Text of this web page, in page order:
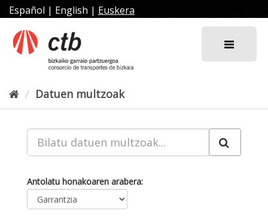
Joan
edukira
Español | English | Euskera
Datuen multzoak
Antolatu honakoaren arabera